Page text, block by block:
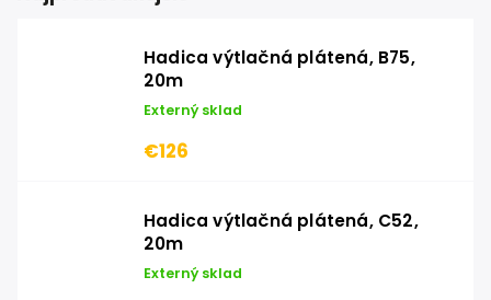
Hadica výtlačná plátená, B75,
20m
Externý sklad
€126
Hadica výtlačná plátená, C52,
20m
Externý sklad